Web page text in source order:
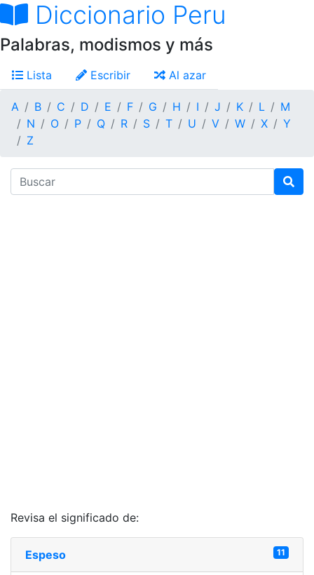
Diccionario Peru
Palabras, modismos y más
Lista Escribir Al azar
A B C D E F G H I J K L
M
N
O P Q R S T U V W X
Y
Z
Revisa el significado de:
Espeso 11